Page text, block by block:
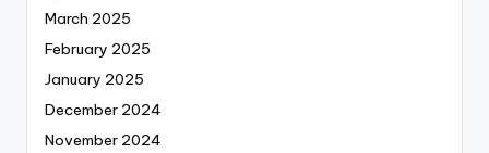
March 2025
February 2025
January 2025
December 2024
November 2024